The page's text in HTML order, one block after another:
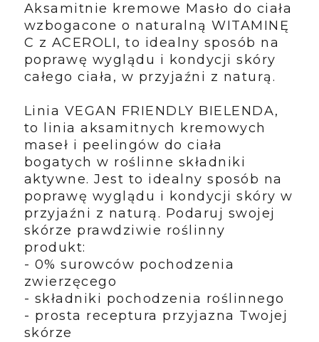
Aksamitnie kremowe Masło do ciała
wzbogacone o naturalną WITAMINĘ
C z ACEROLI, to idealny sposób na
poprawę wyglądu i kondycji skóry
całego ciała, w przyjaźni z naturą.
Linia VEGAN FRIENDLY BIELENDA,
to linia aksamitnych kremowych
maseł i peelingów do ciała
bogatych w roślinne składniki
aktywne. Jest to idealny sposób na
poprawę wyglądu i kondycji skóry w
przyjaźni z naturą. Podaruj swojej
skórze prawdziwie roślinny
produkt:
- 0% surowców pochodzenia
zwierzęcego
- składniki pochodzenia roślinnego
- prosta receptura przyjazna Twojej
skórze